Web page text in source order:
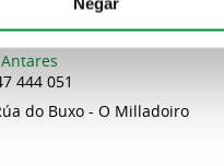
de San Mamede - Piñeiro
444 051
do Buxo - O Milladoiro